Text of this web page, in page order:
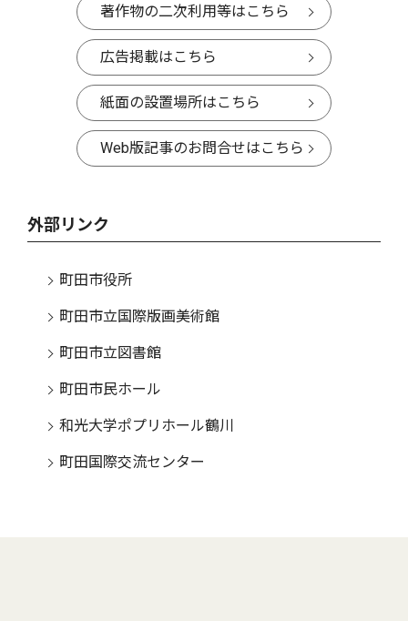
著作物の二次利用等はこちら
広告掲載はこちら
紙面の設置場所はこちら
Web版記事のお問合せはこちら
外部リンク
町田市役所
町田市立国際版画美術館
町田市立図書館
町田市民ホール
和光大学ポプリホール鶴川
町田国際交流センター